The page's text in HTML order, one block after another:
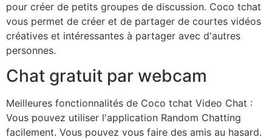
pour créer de petits groupes de discussion. Coco tchat
vous permet de créer et de partager de courtes vidéos
créatives et intéressantes à partager avec d'autres
personnes.
Chat gratuit par webcam
Meilleures fonctionnalités de Coco tchat Video Chat :
Vous pouvez utiliser l'application Random Chatting
facilement. Vous pouvez vous faire des amis au hasard.